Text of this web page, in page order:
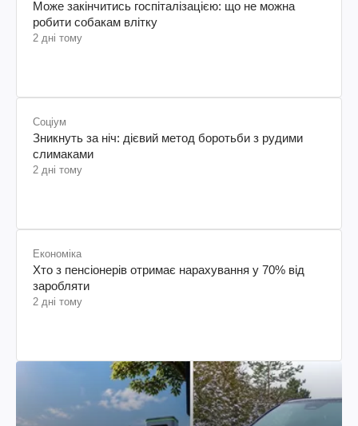
Може закінчитись госпіталізацією: що не можна
робити собакам влітку
2 дні тому
Соціум
Зникнуть за ніч: дієвий метод боротьби з рудими
слимаками
2 дні тому
Економіка
Хто з пенсіонерів отримає нарахування у 70% від
заробляти
2 дні тому